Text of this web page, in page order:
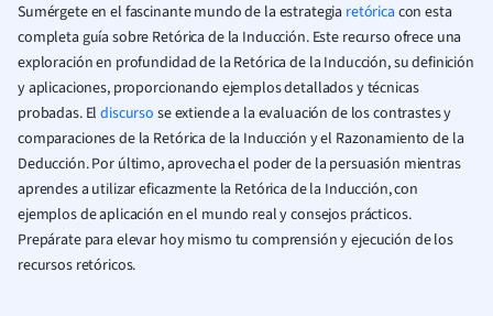
Sumérgete en el fascinante mundo de la estrategia retórica con esta
completa guía sobre Retórica de la Inducción. Este recurso ofrece una
exploración en profundidad de la Retórica de la Inducción, su definición
y aplicaciones, proporcionando ejemplos detallados y técnicas
probadas. Eldiscurso se extiende a la evaluación de los contrastes y
comparaciones de la Retórica de la Inducción y el Razonamiento de la
Deducción. Por último, aprovecha el poder de la persuasión mientras
aprendes a utilizar eficazmente la Retórica de la Inducción, con
ejemplos de aplicación en el mundo real y consejos prácticos.
Prepárate para elevar hoy mismo tu comprensión y ejecución de los
recursos retóricos.